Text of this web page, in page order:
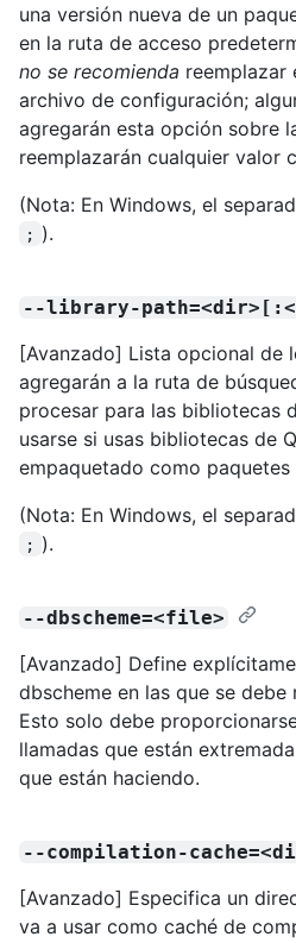
una versión nueva de un
en la ruta de acceso
no se recomienda reemplazar
archivo de configuración;
agregarán esta opción sobre
reemplazarán cualquier valor
(Nota: En Windows, el
; ).
--library-
[Avanzado] Lista opcional de
agregarán a la ruta de
procesar para las bibliotecas
usarse si usas bibliotecas de
empaquetado como paquetes
(Nota: En Windows, el
; ).
--dbscheme=<file>
[Avanzado] Define
dbscheme en las que se
Esto solo debe
llamadas que están
que están haciendo.
--compilation-
[Avanzado] Especifica un
va a usar como caché de